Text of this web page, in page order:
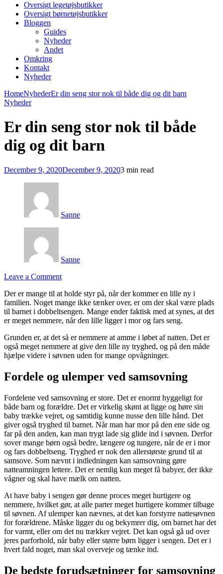
Oversigt legetøjsbutikker
Oversigt børnetøjsbutikker
Bloggen
Guides
Nyheder
Andet
Omkring
Kontakt
Nyheder
HomeNyhederEr din seng stor nok til både dig og dit barn
Nyheder
Er din seng stor nok til både
dig og dit barn
December 9, 2020December 9, 20203 min read
Sanne
Sanne
Leave a Commenton
din
seng
stor
nok
både
dig
og
barn
Der er mange til at holde styr på, når der kommer en lille ny i
familien. Noget mange ikke tænker over, er om der skal være plads
til barnet i dobbeltsengen. Mange ender faktisk med at synes, at det
er meget nemmere, når den lille ligger i mor og fars seng.
Grunden er, at det så er nemmere at amme i løbet af natten. Det er
også meget nemmere at give den lille ny tryghed, og på den måde
hjælpe videre i søvnen uden for mange opvågninger.
Fordele og ulemper ved samsovning
Fordelene ved samsovning er store. Det er enormt hyggeligt for
både barn og forældre. Det er virkelig skønt at ligge og høre sin
baby trække vejret, og samtidig kunne nusse den lille hånd. Det
giver også tryghed til barnet. Når man har mor på den ene side og
far på den anden, kan man trygt lade sig glide ind i søvnen. Derfor
sover mange børn også bedre, længere og tungere, når de er i mor
og fars dobbeltseng. Tryghed er nok den allerstørste grund til at
samsove. Som nævnt i indledningen kan samsovning gøre
natteamningen lettere. Det er nemlig kun meget få babyer, der ikke
vågner og skal have mælk om natten.
At have baby i sengen gør denne proces meget hurtigere og
nemmere, hvilket gør, at alle parter meget hurtigere kommer tilbage
til søvnen. Af ulemper kan nævnes, at det kan forstyrre nattesøvnen
for forældrene. Måske ligger du og bekymrer dig, om barnet har det
for varmt, eller om det nu trækker vejret. Det kan også gå ud over
jeres parforhold, når baby eller større børn ligger i sengen. Det er i
hvert fald noget, man skal overveje og tænke ind.
De bedste forudsætninger for samsovning